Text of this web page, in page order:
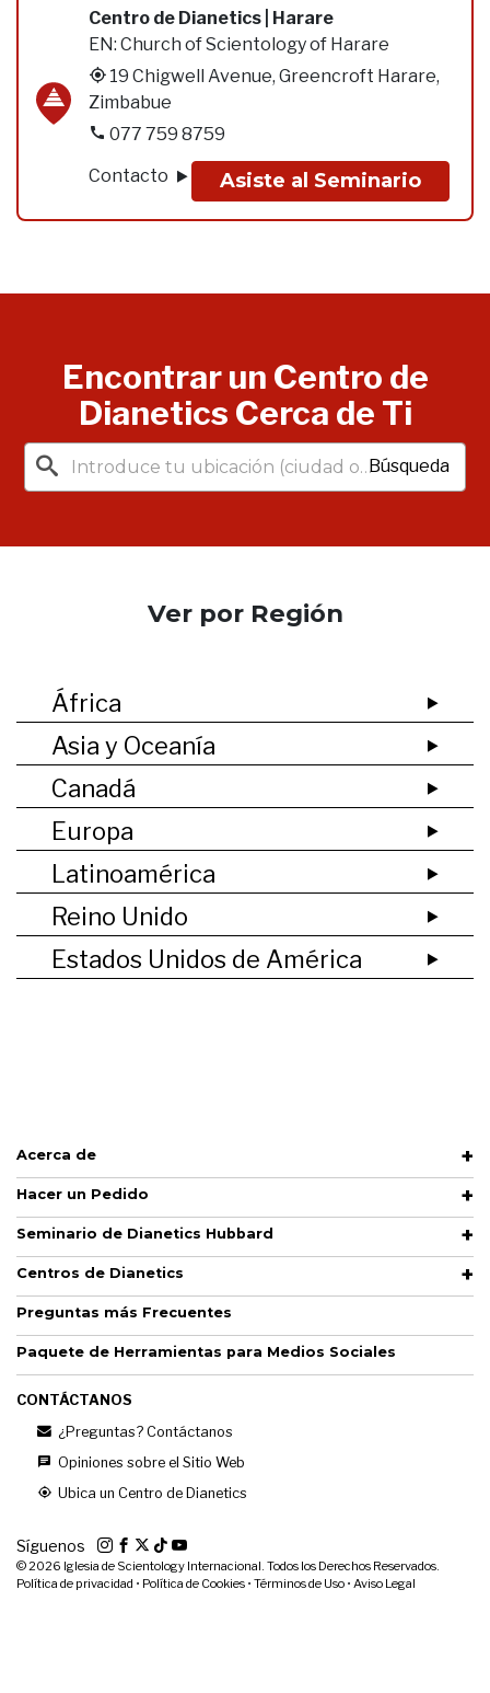
Centro de Dianetics | Harare
EN: Church of Scientology of Harare
19 Chigwell Avenue, Greencroft Harare,
Zimbabue
077 759 8759
Contacto
Asiste al Seminario
Encontrar un Centro de
Dianetics Cerca de Ti
Búsqueda
Ver por Región
África
Asia y Oceanía
Canadá
Europa
Latinoamérica
Reino Unido
Estados Unidos de América
Acerca de
Hacer un Pedido
Seminario de Dianetics Hubbard
Centros de Dianetics
Preguntas más Frecuentes
Paquete de Herramientas para Medios Sociales
CONTÁCTANOS
¿Preguntas? Contáctanos
Opiniones sobre el Sitio Web
Ubica un Centro de Dianetics
Síguenos
© 2026 Iglesia de Scientology Internacional. Todos los Derechos Reservados.
Política de privacidad • Política de Cookies • Términos de Uso • Aviso Legal